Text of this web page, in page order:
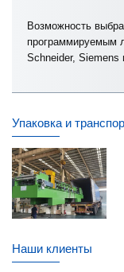
Возможность
программируемым
Schneider, Siemens
Упаковка и
Наши клиенты